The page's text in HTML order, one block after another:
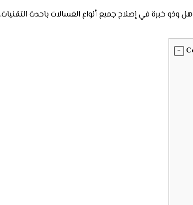
وذو خبرة في إصلاح جميع أنواع الغسالات باحدث التقنيات.